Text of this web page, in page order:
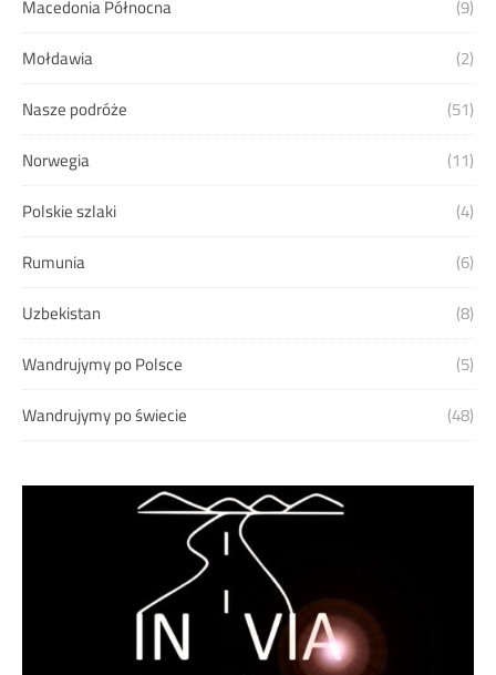
Macedonia Północna
(9)
Mołdawia
(2)
Nasze podróże
(51)
Norwegia
(11)
Polskie szlaki
(4)
Rumunia
(6)
Uzbekistan
(8)
Wandrujymy po Polsce
(5)
Wandrujymy po świecie
(48)